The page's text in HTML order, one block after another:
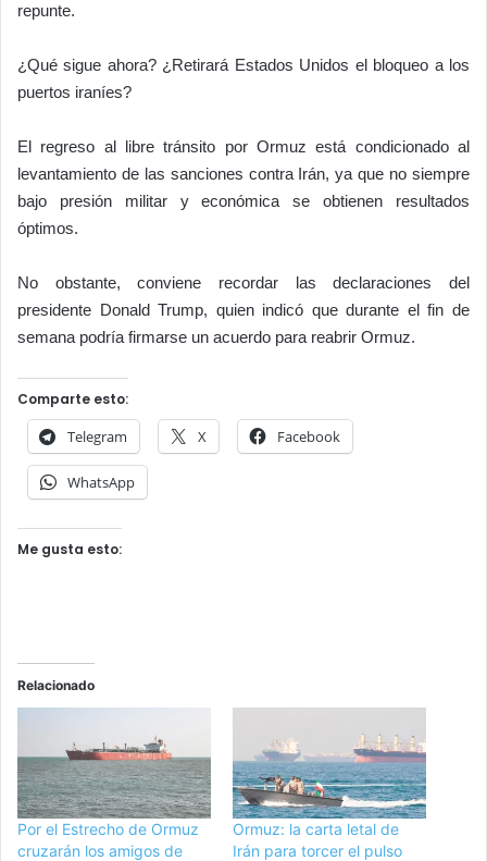
repunte.
¿Qué sigue ahora? ¿Retirará Estados Unidos el bloqueo a los
puertos iraníes?
El regreso al libre tránsito por Ormuz está condicionado al
levantamiento de las sanciones contra Irán, ya que no siempre
bajo presión militar y económica se obtienen resultados
óptimos.
No obstante, conviene recordar las declaraciones del
presidente Donald Trump, quien indicó que durante el fin de
semana podría firmarse un acuerdo para reabrir Ormuz.
Comparte esto:
Telegram X Facebook
WhatsApp
Me gusta esto:
Relacionado
Por el Estrecho de Ormuz
cruzarán los amigos de
Ormuz: la carta letal de
Irán para torcer el pulso